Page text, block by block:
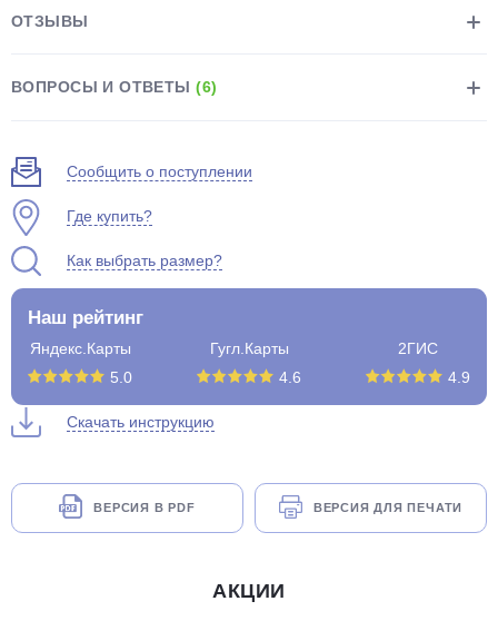
ОТЗЫВЫ
ВОПРОСЫ И ОТВЕТЫ(6)
Сообщить о поступлении
Где купить?
Как выбрать размер?
Наш рейтинг
Яндекс.Карты
5.0
Гугл.Карты
4.6
2ГИС
4.9
Скачать инструкцию
ВЕРСИЯ В PDF ВЕРСИЯ ДЛЯ ПЕЧАТИ
АКЦИИ